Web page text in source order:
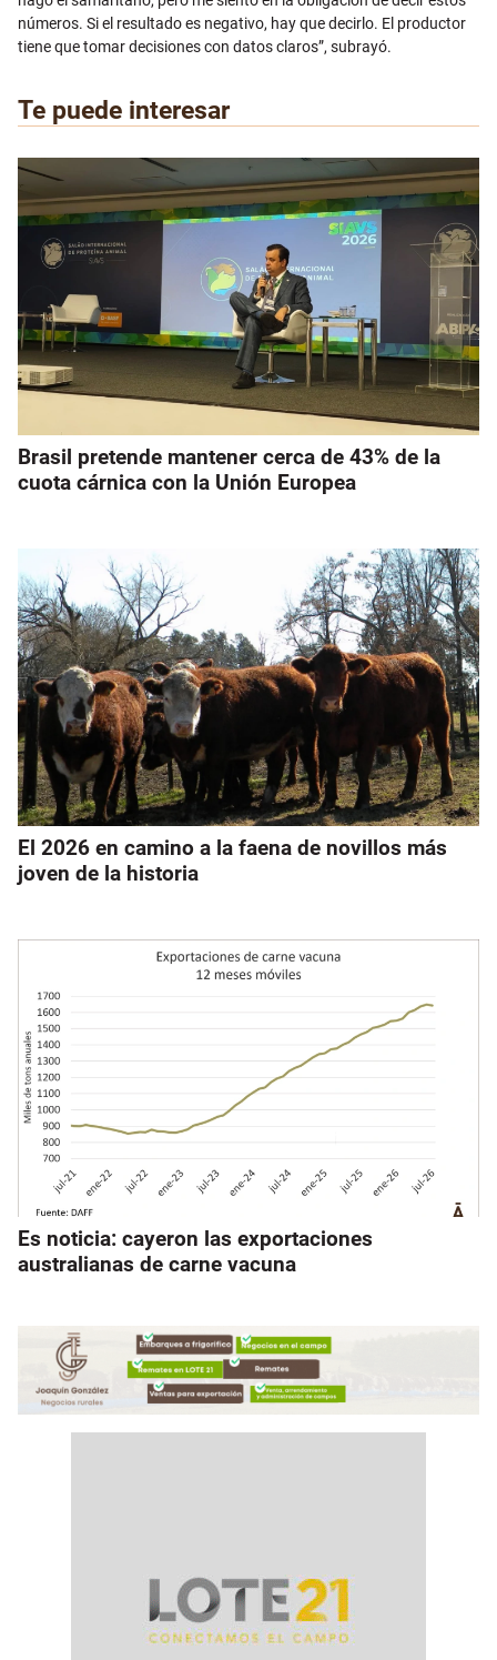
números. Si el resultado es negativo, hay que decirlo. El productor
tiene que tomar decisiones con datos claros”, subrayó.
Te puede interesar
Brasil pretende mantener cerca de 43% de la
cuota cárnica con la Unión Europea
El 2026 en camino a la faena de novillos más
joven de la historia
Es noticia: cayeron las exportaciones
australianas de carne vacuna